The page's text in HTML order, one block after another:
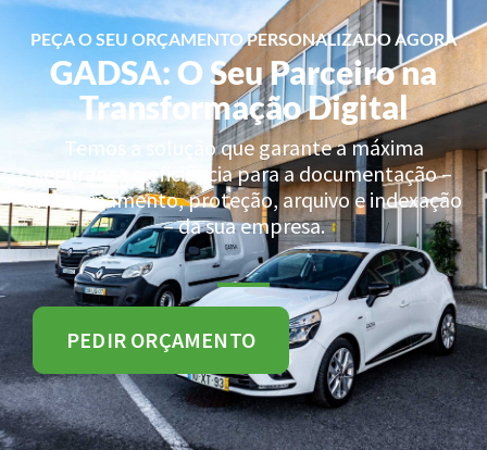
PEÇA O SEU ORÇAMENTO PERSONALIZADO AGORA
GADSA: O Seu Parceiro na
Transformação Digital
Temos a solução que garante a máxima
segurança e eficiência para a documentação –
armazenamento, proteção, arquivo e indexação
– da sua empresa.
PEDIR ORÇAMENTO